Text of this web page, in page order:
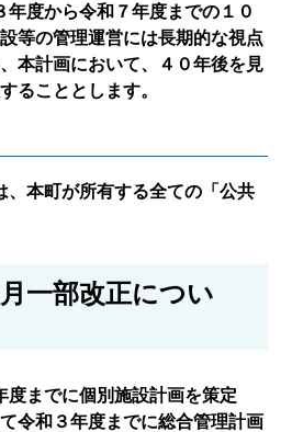
年度から令和７年度までの１０
等の管理運営には長期的な視点
本計画において、４０年後を見
ることとします。
、本町が所有する全ての「公共
一部改正につい
度までに個別施設計画を策定
令和３年度までに総合管理計画